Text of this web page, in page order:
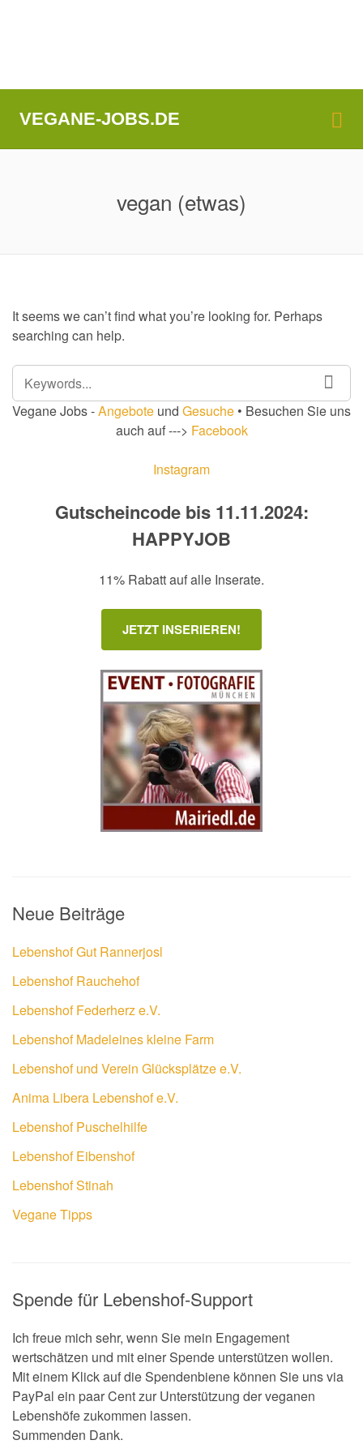
VEGANE-JOBS.DE
vegan (etwas)
It seems we can’t find what you’re looking for. Perhaps
searching can help.
SEARCH
FOR:
Vegane Jobs -Angebote und Gesuche • Besuchen Sie uns
auch auf ---> Facebook
Instagram
Gutscheincode bis 11.11.2024:
HAPPYJOB
11% Rabatt auf alle Inserate.
JETZT INSERIEREN!
Neue Beiträge
Lebenshof Gut Rannerjosl
Lebenshof Rauchehof
Lebenshof Federherz e.V.
Lebenshof Madeleines kleine Farm
Lebenshof und Verein Glücksplätze e.V.
Anima Libera Lebenshof e.V.
Lebenshof Puschelhilfe
Lebenshof Eibenshof
Lebenshof Stinah
Vegane Tipps
Spende für Lebenshof-Support
Ich freue mich sehr, wenn Sie mein Engagement
wertschätzen und mit einer Spende unterstützen wollen.
Mit einem Klick auf die Spendenbiene können Sie uns via
PayPal ein paar Cent zur Unterstützung der veganen
Lebenshöfe zukommen lassen.
Summenden Dank.